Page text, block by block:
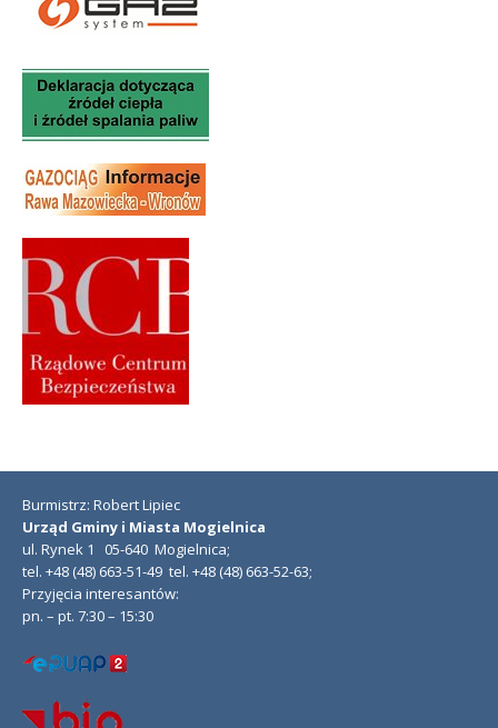
Burmistrz: Robert Lipiec
Urząd Gminy i Miasta Mogielnica
ul. Rynek 1 05-640 Mogielnica;
tel. +48 (48) 663-51-49 tel. +48 (48) 663-52-63;
Przyjęcia interesantów:
pn. – pt. 7:30 – 15:30